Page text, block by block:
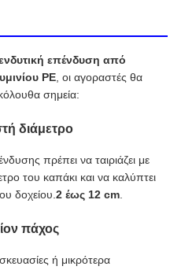
επένδυση από
PE, οι αγοραστές θα
σημεία:
διάμετρο
πρέπει να ταιριάζει με
του καπάκι και να καλύπτει
δοχείου.2 έως 12 cm.
πάχος
ή μικρότερα